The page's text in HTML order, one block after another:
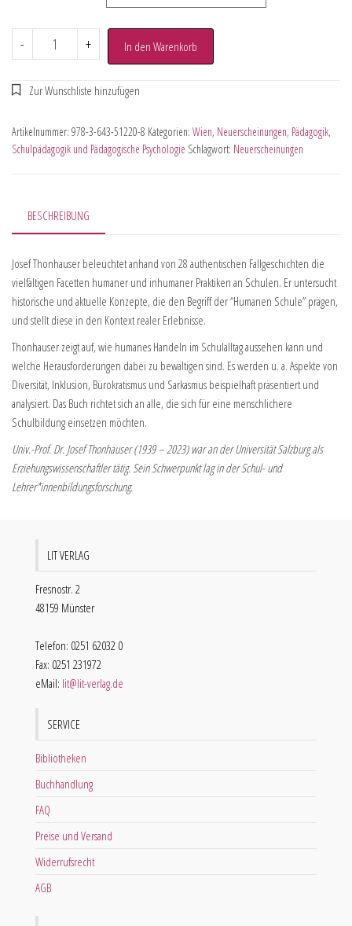
- + In den Warenkorb
Artikelnummer: 978-3-643-51220-8 Kategorien: Wien, Neuerscheinungen, Pädagogik,
Schulpädagogik und Pädagogische Psychologie Schlagwort: Neuerscheinungen
BESCHREIBUNG
Josef Thonhauser beleuchtet anhand von 28 authentischen Fallgeschichten die
vielfältigen Facetten humaner und inhumaner Praktiken an Schulen. Er untersucht
historische und aktuelle Konzepte, die den Begriff der “Humanen Schule” prägen,
und stellt diese in den Kontext realer Erlebnisse.
Thonhauser zeigt auf, wie humanes Handeln im Schulalltag aussehen kann und
welche Herausforderungen dabei zu bewältigen sind. Es werden u. a. Aspekte von
Diversität, Inklusion, Bürokratismus und Sarkasmus beispielhaft präsentiert und
analysiert. Das Buch richtet sich an alle, die sich für eine menschlichere
Schulbildung einsetzen möchten.
Univ.-Prof. Dr. Josef Thonhauser (1939 – 2023) war an der Universität Salzburg als
Erziehungswissenschaftler tätig. Sein Schwerpunkt lag in der Schul- und
Lehrer*innenbildungsforschung.
LIT VERLAG
Fresnostr. 2
48159 Münster
Telefon: 0251 62032 0
Fax: 0251 231972
eMail: lit@lit-verlag.de
SERVICE
Bibliotheken
Buchhandlung
FAQ
Preise und Versand
Widerrufsrecht
AGB